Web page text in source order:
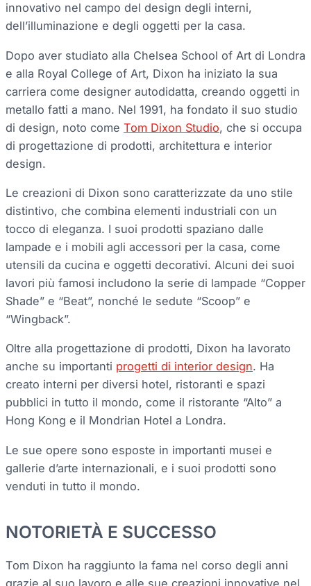
innovativo nel campo del design degli interni,
dell’illuminazione e degli oggetti per la casa.
Dopo aver studiato alla Chelsea School of Art di Londra
e alla Royal College of Art, Dixon ha iniziato la sua
carriera come designer autodidatta, creando oggetti in
metallo fatti a mano. Nel 1991, ha fondato il suo studio
di design, noto come Tom Dixon Studio, che si occupa
di progettazione di prodotti, architettura e interior
design.
Le creazioni di Dixon sono caratterizzate da uno stile
distintivo, che combina elementi industriali con un
tocco di eleganza. I suoi prodotti spaziano dalle
lampade e i mobili agli accessori per la casa, come
utensili da cucina e oggetti decorativi. Alcuni dei suoi
lavori più famosi includono la serie di lampade “Copper
Shade” e “Beat”, nonché le sedute “Scoop” e
“Wingback”.
Oltre alla progettazione di prodotti, Dixon ha lavorato
anche su importanti progetti di interior design. Ha
creato interni per diversi hotel, ristoranti e spazi
pubblici in tutto il mondo, come il ristorante “Alto” a
Hong Kong e il Mondrian Hotel a Londra.
Le sue opere sono esposte in importanti musei e
gallerie d’arte internazionali, e i suoi prodotti sono
venduti in tutto il mondo.
NOTORIETÀ E SUCCESSO
Tom Dixon ha raggiunto la fama nel corso degli anni
grazie al suo lavoro e alle sue creazioni innovative nel